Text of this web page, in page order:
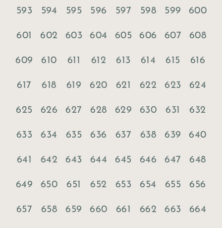
593 594 595 596 597 598 599 600
601 602 603 604 605 606 607 608
609 610 611 612 613 614 615 616
617 618 619 620 621 622 623 624
625 626 627 628 629 630 631 632
633 634 635 636 637 638 639 640
641 642 643 644 645 646 647 648
649 650 651 652 653 654 655 656
657 658 659 660 661 662 663 664